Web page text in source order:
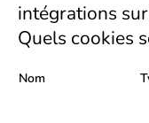
intégrations
Quels cookies
Nom